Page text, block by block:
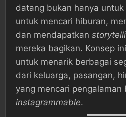
datang bukan hanya
untuk mencari hiburan,
dan mendapatkan
mereka bagikan. Konsep
untuk menarik berbagai
dari keluarga, pasangan,
yang mencari pengalaman
instagrammable.